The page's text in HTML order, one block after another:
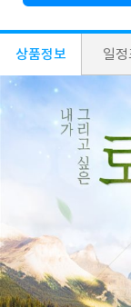
상품정보 일정